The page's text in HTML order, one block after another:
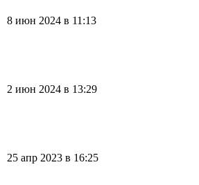
8 июн 2024 в 11:13
2 июн 2024 в 13:29
25 апр 2023 в 16:25